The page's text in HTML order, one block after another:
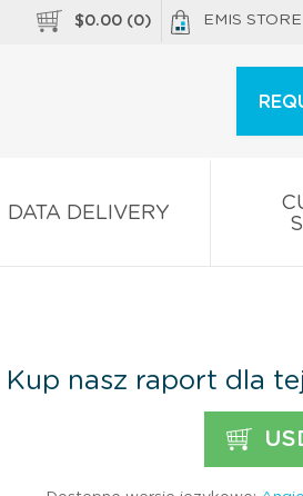
$0.00 (0) EMIS STORE
DATA DELIVERY
Kup nasz raport dla